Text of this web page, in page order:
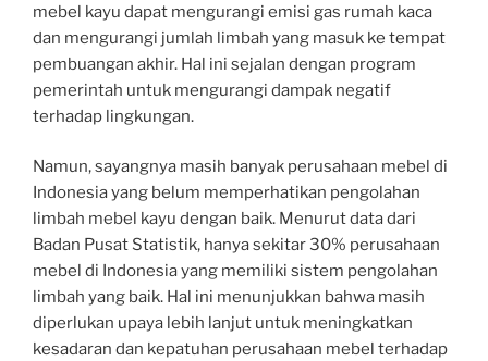
mebel kayu dapat mengurangi emisi gas rumah kaca
dan mengurangi jumlah limbah yang masuk ke tempat
pembuangan akhir. Hal ini sejalan dengan program
pemerintah untuk mengurangi dampak negatif
terhadap lingkungan.
Namun, sayangnya masih banyak perusahaan mebel di
Indonesia yang belum memperhatikan pengolahan
limbah mebel kayu dengan baik. Menurut data dari
Badan Pusat Statistik, hanya sekitar 30% perusahaan
mebel di Indonesia yang memiliki sistem pengolahan
limbah yang baik. Hal ini menunjukkan bahwa masih
diperlukan upaya lebih lanjut untuk meningkatkan
kesadaran dan kepatuhan perusahaan mebel terhadap